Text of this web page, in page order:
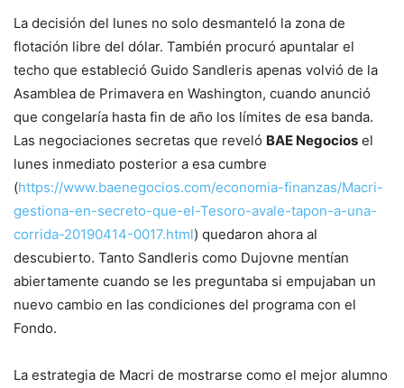
La decisión del lunes no solo desmanteló la zona de
flotación libre del dólar. También procuró apuntalar el
techo que estableció Guido Sandleris apenas volvió de la
Asamblea de Primavera en Washington, cuando anunció
que congelaría hasta fin de año los límites de esa banda.
Las negociaciones secretas que reveló BAE Negocios el
lunes inmediato posterior a esa cumbre
(https://www.baenegocios.com/economia-finanzas/Macri-
gestiona-en-secreto-que-el-Tesoro-avale-tapon-a-una-
corrida-20190414-0017.html) quedaron ahora al
descubierto. Tanto Sandleris como Dujovne mentían
abiertamente cuando se les preguntaba si empujaban un
nuevo cambio en las condiciones del programa con el
Fondo.
La estrategia de Macri de mostrarse como el mejor alumno